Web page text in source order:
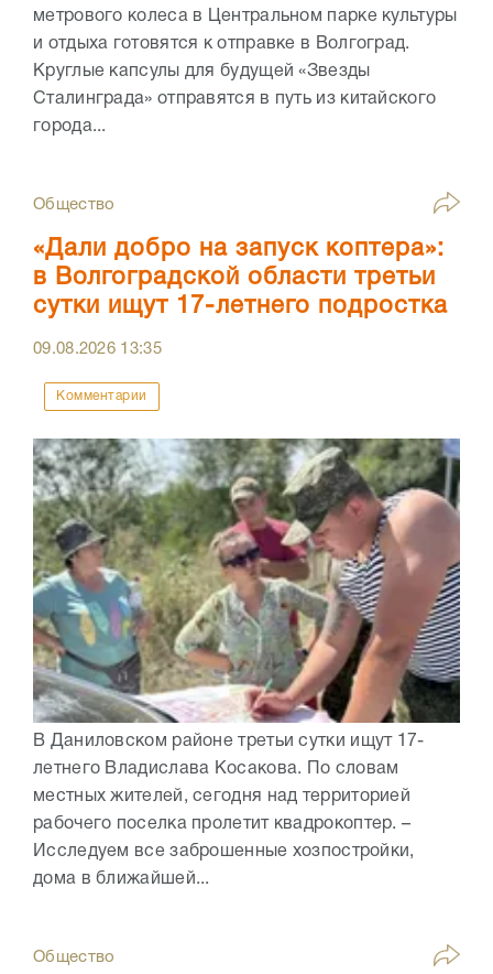
метрового колеса в Центральном парке культуры
и отдыха готовятся к отправке в Волгоград.
Круглые капсулы для будущей «Звезды
Сталинграда» отправятся в путь из китайского
города...
Общество
«Дали добро на запуск коптера»:
в Волгоградской области третьи
сутки ищут 17-летнего подростка
09.08.2026 13:35
Комментарии
В Даниловском районе третьи сутки ищут 17-
летнего Владислава Косакова. По словам
местных жителей, сегодня над территорией
рабочего поселка пролетит квадрокоптер. –
Исследуем все заброшенные хозпостройки,
дома в ближайшей...
Общество